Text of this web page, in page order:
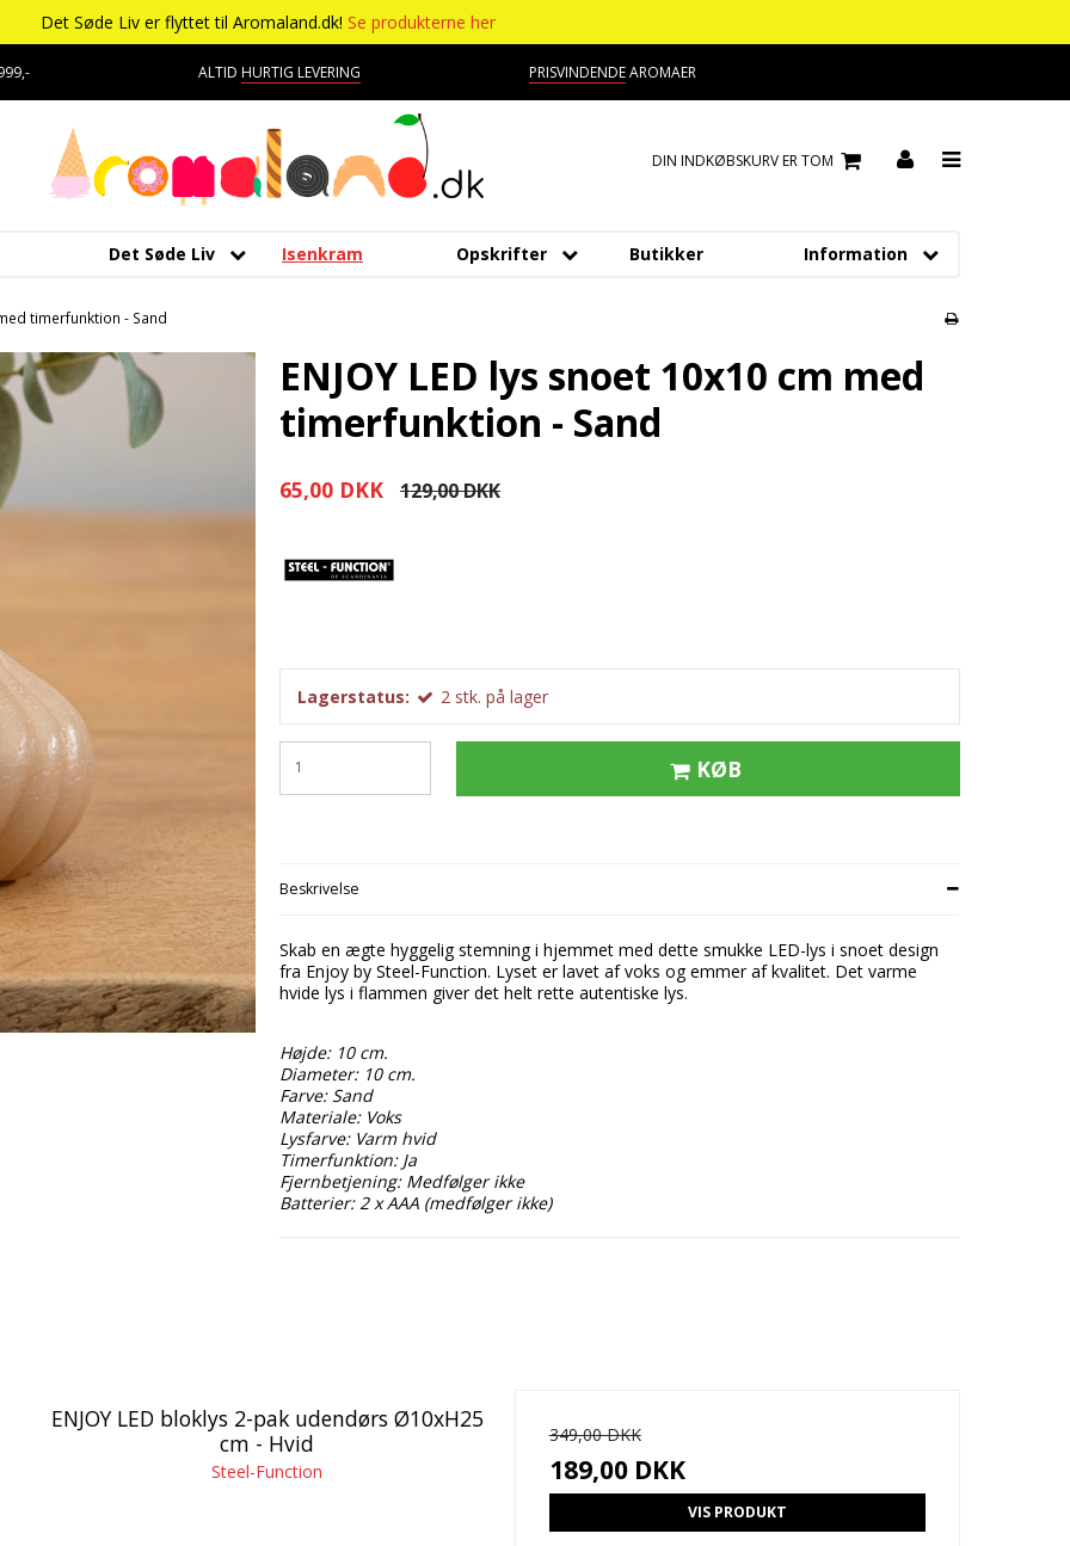
Det Søde Liv er flyttet til Aromaland.dk! Se produkterne her
ALTID HURTIG LEVERING PRISVINDENDEAROMAER
DIN INDKØBSKURV ER TOM
Tyggegummi aroma
Vanilje aroma Fantastical
Liquid Architects
Valhalla
Det Søde Liv
Chokolade
Delikatesser
Farver
Råvarer
Vaniljestænger
Isenkram Opskrifter
Fondant
Marcipan
Smørcreme
Butikker Information
Handelsbetingelser
timerfunktion - Sand
ENJOY LED lys snoet 10x10 cm med
timerfunktion - Sand
65,00 DKK 129,00 DKK
Lagerstatus: 2 stk. på lager
KØB
Beskrivelse
Skab en ægte hyggelig stemning i hjemmet med dette smukke LED-lys i snoet design
fra Enjoy by Steel-Function. Lyset er lavet af voks og emmer af kvalitet. Det varme
hvide lys i flammen giver det helt rette autentiske lys.
Højde: 10 cm.
Diameter: 10 cm.
Farve: Sand
Materiale: Voks
Lysfarve: Varm hvid
Timerfunktion: Ja
Fjernbetjening: Medfølger ikke
Batterier: 2 x AAA (medfølger ikke)
ENJOY LED bloklys 2-pak udendørs Ø10xH25
cm - Hvid
Steel-Function
349,00 DKK
189,00 DKK
VIS PRODUKT